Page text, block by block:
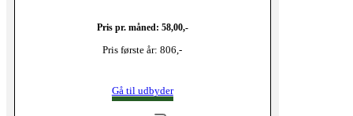
Pris pr. måned: 58,00,-
Pris første år: 806,-
Gå til udbyder